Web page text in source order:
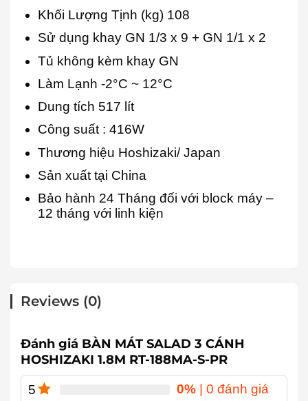
Khối Lượng Tịnh (kg) 108
Sử dụng khay GN 1/3 x 9 + GN 1/1 x 2
Tủ không kèm khay GN
Làm Lạnh -2°C ~ 12°C
Dung tích 517 lít
Công suất : 416W
Thương hiệu Hoshizaki/ Japan
Sản xuất tại China
Bảo hành 24 Tháng đối với block máy –
12 tháng với linh kiện
Reviews (0)
Đánh giá BÀN MÁT SALAD 3 CÁNH
HOSHIZAKI 1.8M RT-188MA-S-PR
5 0% | 0 đánh giá